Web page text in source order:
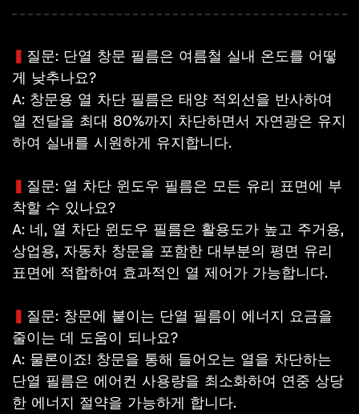
▍ 질문: 단열 창문 필름은 여름철 실내 온도를 어떻
게 낮추나요?
A: 창문용 열 차단 필름은 태양 적외선을 반사하여
열 전달을 최대 80%까지 차단하면서 자연광은 유지
하여 실내를 시원하게 유지합니다.
▍ 질문: 열 차단 윈도우 필름은 모든 유리 표면에 부
착할 수 있나요?
A: 네, 열 차단 윈도우 필름은 활용도가 높고 주거용,
상업용, 자동차 창문을 포함한 대부분의 평면 유리
표면에 적합하여 효과적인 열 제어가 가능합니다.
▍ 질문: 창문에 붙이는 단열 필름이 에너지 요금을
줄이는 데 도움이 되나요?
A: 물론이죠! 창문을 통해 들어오는 열을 차단하는
단열 필름은 에어컨 사용량을 최소화하여 연중 상당
한 에너지 절약을 가능하게 합니다.